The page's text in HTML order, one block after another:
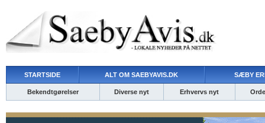
STARTSIDE ALT OM SAEBYAVIS.DK SÆBY
Bekendtgørelser Diverse nyt Erhvervs nyt